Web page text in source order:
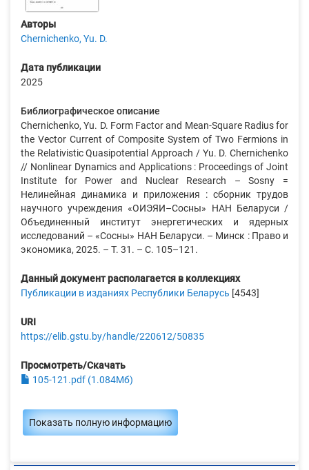
Авторы
Chernichenko, Yu. D.
Дата публикации
2025
Библиографическое описание
Chernichenko, Yu. D. Form Factor and Mean-Square Radius for
the Vector Current of Composite System of Two Fermions in
the Relativistic Quasipotential Approach / Yu. D. Chernichenko
// Nonlinear Dynamics and Applications : Proceedings of Joint
Institute for Power and Nuclear Research – Sosny =
Нелинейная динамика и приложения : сборник трудов
научного учреждения «ОИЭЯИ–Сосны» НАН Беларуси /
Объединенный институт энергетических и ядерных
исследований – «Сосны» НАН Беларуси. – Минск : Право и
экономика, 2025. – Т. 31. – С. 105–121.
Данный документ располагается в коллекциях
Публикации в изданиях Республики Беларусь [4543]
URI
https://elib.gstu.by/handle/220612/50835
Просмотреть/Скачать
105-121.pdf (1.084Мб)
Показать полную информацию